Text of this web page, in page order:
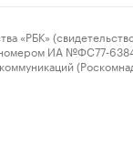
ИА №ФС77-